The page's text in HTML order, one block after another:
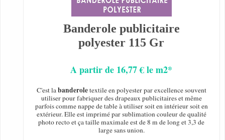
Banderole publicitaire
polyester 115 Gr
A partir de 16,77 € le m2*
C'est labanderoletextile en polyester par excellence souvent
utiliser pour fabriquer des drapeaux publicitaires et même
parfois comme nappe de table à utiliser soit en intérieur soit en
extérieur. Elle est imprimé par sublimation couleur de qualité
photo recto et ça taille maximale est de 8 m de long et 3,3 de
large sans union.